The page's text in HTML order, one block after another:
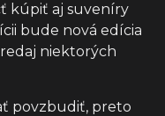
kúpiť aj suveníry
bude nová edícia
niektorých
povzbudiť, preto